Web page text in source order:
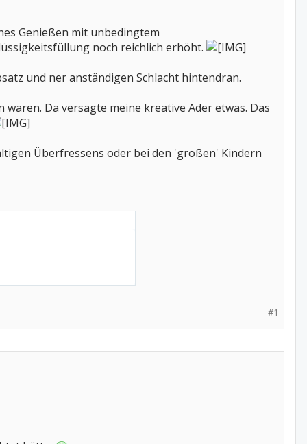
Genießen mit unbedingtem
noch reichlich erhöht.
und ner anständigen Schlacht hintendran.
Da versagte meine kreative Ader etwas. Das
Überfressens oder bei den 'großen' Kindern
#1